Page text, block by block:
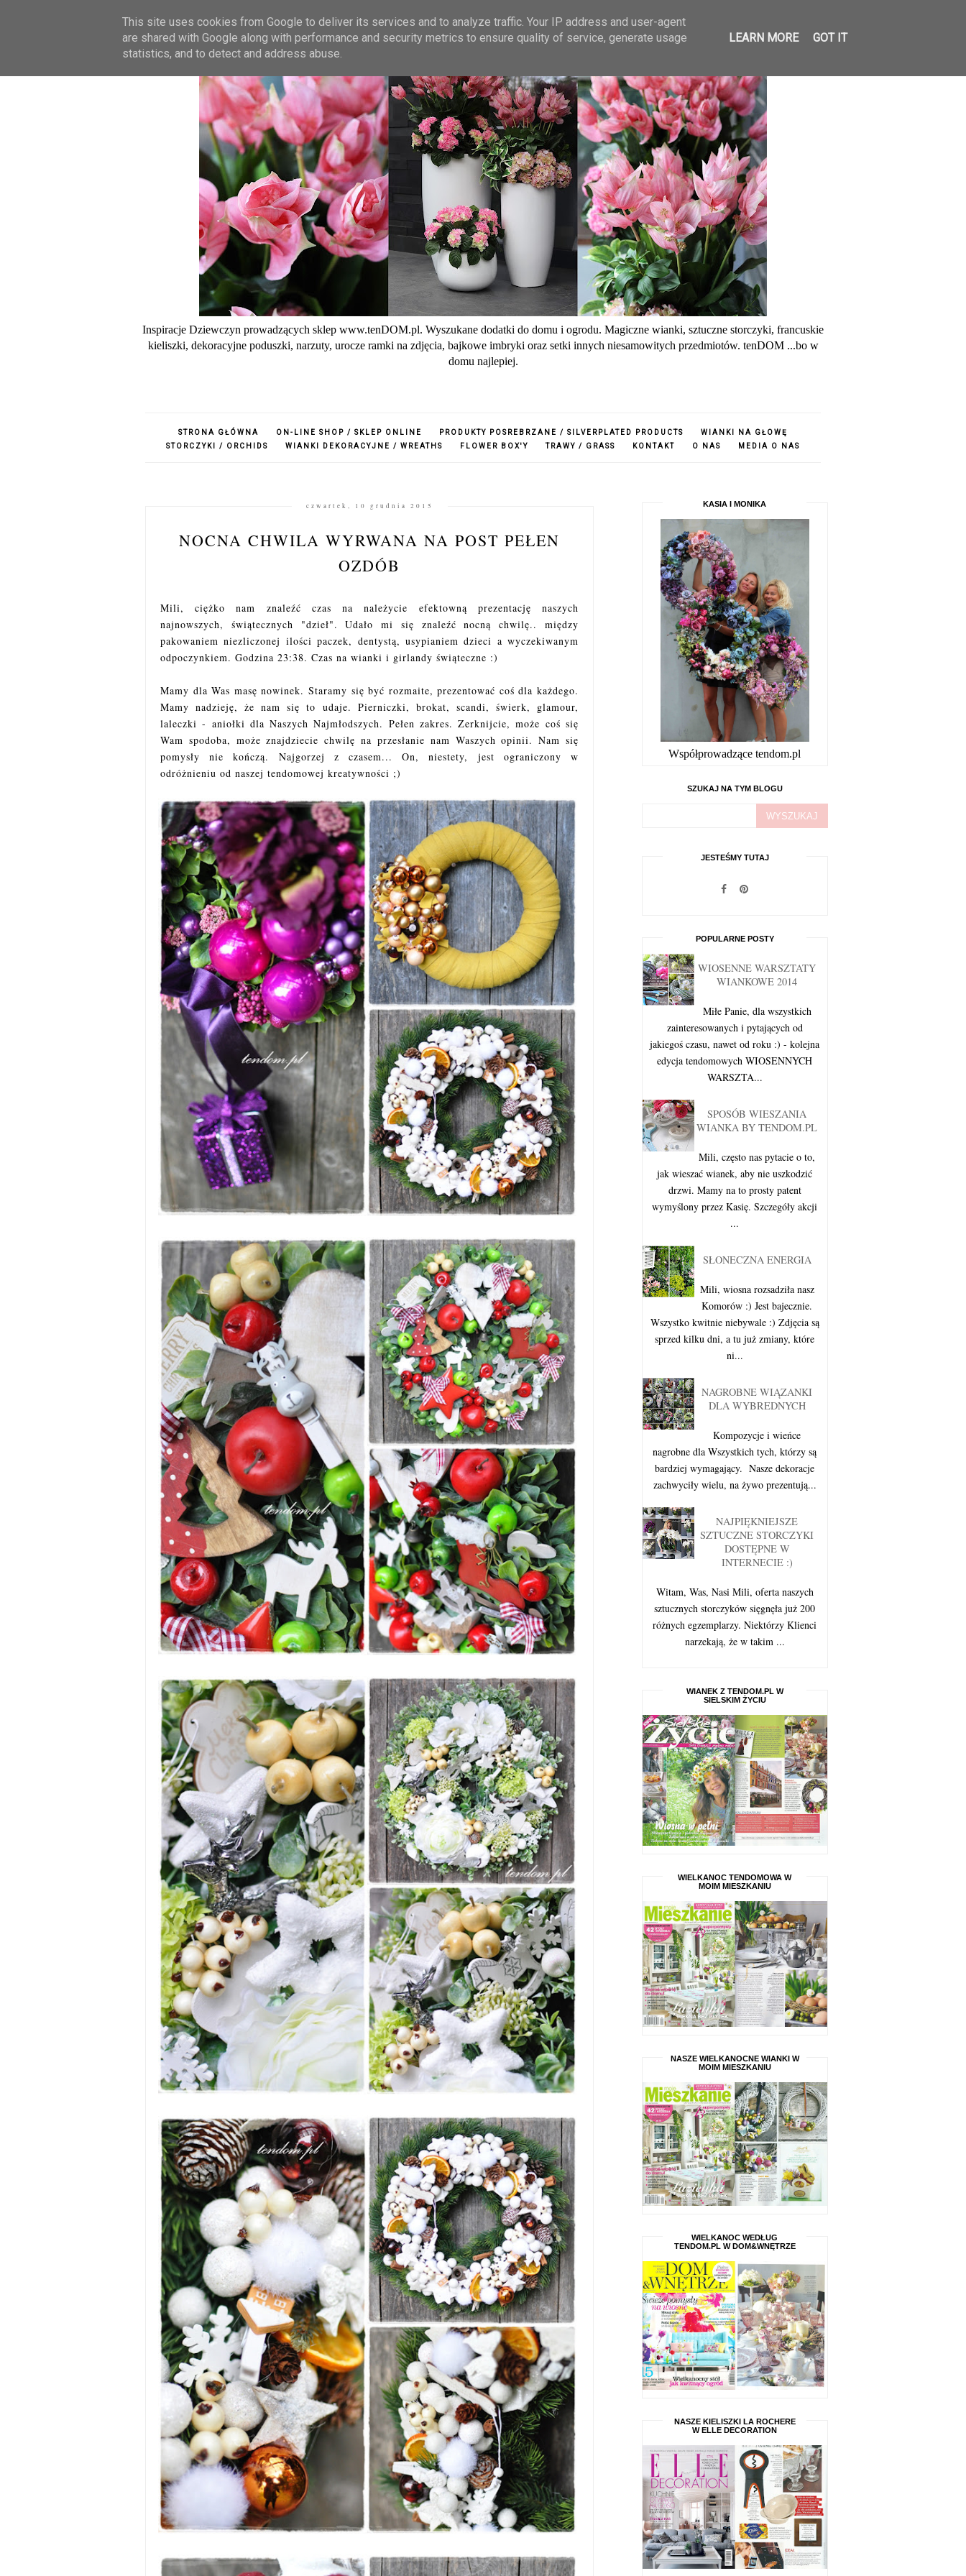
Inspiracje Dziewczyn prowadzących sklep www.tenDOM.pl. Wyszukane dodatki do domu i ogrodu. Magiczne wianki, sztuczne storczyki, francuskie
kieliszki, dekoracyjne poduszki, narzuty, urocze ramki na zdjęcia, bajkowe imbryki oraz setki innych niesamowitych przedmiotów. tenDOM ...bo w
domu najlepiej.
STRONA GŁÓWNA ON-LINE SHOP / SKLEP ONLINE PRODUKTY POSREBRZANE / SILVERPLATED PRODUCTS
WIANKI NA GŁOWĘ
STORCZYKI / ORCHIDS
WIANKI DEKORACYJNE / WREATHS FLOWER BOX'Y TRAWY / GRASS KONTAKT O NAS MEDIA O NAS
czwartek, 10 grudnia 2015
NOCNA CHWILA WYRWANA NA POST PEŁEN
OZDÓB
Mili, ciężko nam znaleźć czas na należycie efektowną prezentację naszych
najnowszych, świątecznych "dzieł". Udało mi się znaleźć nocną chwilę.. między
pakowaniem niezliczonej ilości paczek, dentystą, usypianiem dzieci a wyczekiwanym
odpoczynkiem. Godzina 23:38. Czas na wianki i girlandy świąteczne :)
Mamy dla Was masę nowinek. Staramy się być rozmaite, prezentować coś dla każdego.
Mamy nadzieję, że nam się to udaje. Pierniczki, brokat, scandi, świerk, glamour,
laleczki - aniołki dla Naszych Najmłodszych. Pełen zakres. Zerknijcie, może coś się
Wam spodoba, może znajdziecie chwilę na przesłanie nam Waszych opinii. Nam się
pomysły nie kończą. Najgorzej z czasem... On, niestety, jest ograniczony w
odróżnieniu od naszej tendomowej kreatywności ;)
KASIA I MONIKA
Współprowadzące tendom.pl
SZUKAJ NA TYM BLOGU
JESTEŚMY TUTAJ
POPULARNE POSTY
WIOSENNE WARSZTATY
WIANKOWE 2014
Miłe Panie, dla wszystkich
zainteresowanych i pytających od
jakiegoś czasu, nawet od roku :) - kolejna
edycja tendomowych WIOSENNYCH
WARSZTA...
SPOSÓB WIESZANIA
WIANKA BY TENDOM.PL
Mili, często nas pytacie o to,
jak wieszać wianek, aby nie uszkodzić
drzwi. Mamy na to prosty patent
wymyślony przez Kasię. Szczegóły akcji
...
SŁONECZNA ENERGIA
Mili, wiosna rozsadziła nasz
Komorów :) Jest bajecznie.
Wszystko kwitnie niebywale :) Zdjęcia są
sprzed kilku dni, a tu już zmiany, które
ni...
NAGROBNE WIĄZANKI
DLA WYBREDNYCH
Kompozycje i wieńce
nagrobne dla Wszystkich tych, którzy są
bardziej wymagający. Nasze dekoracje
zachwyciły wielu, na żywo prezentują...
NAJPIĘKNIEJSZE
SZTUCZNE STORCZYKI
DOSTĘPNE W
INTERNECIE :)
Witam, Was, Nasi Mili, oferta naszych
sztucznych storczyków sięgnęła już 200
różnych egzemplarzy. Niektórzy Klienci
narzekają, że w takim ...
WIANEK Z TENDOM.PL W
SIELSKIM ŻYCIU
WIELKANOC TENDOMOWA W
MOIM MIESZKANIU
NASZE WIELKANOCNE WIANKI W
MOIM MIESZKANIU
WIELKANOC WEDŁUG
TENDOM.PL W DOM&WNĘTRZE
NASZE KIELISZKI LA ROCHERE
W ELLE DECORATION
This site uses cookies from Google to deliver its services and to analyze traffic. Your IP address and user-agent
are shared with Google along with performance and security metrics to ensure quality of service, generate usage
statistics, and to detect and address abuse.
LEARN MORE GOT IT